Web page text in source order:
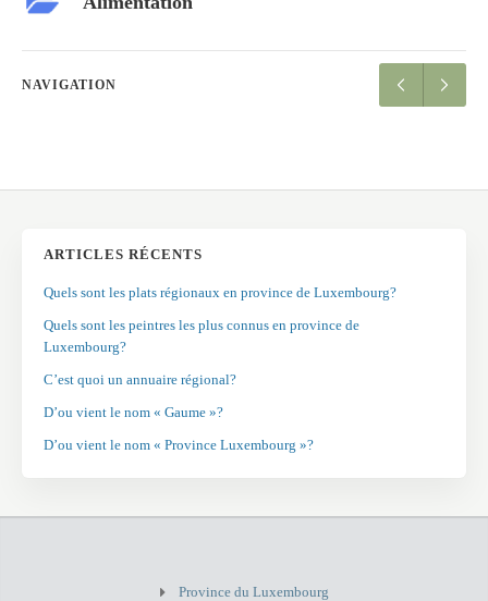
NAVIGATION
ARTICLES RÉCENTS
Quels sont les plats régionaux en province de Luxembourg?
Quels sont les peintres les plus connus en province de
Luxembourg?
C’est quoi un annuaire régional?
D’ou vient le nom « Gaume »?
D’ou vient le nom « Province Luxembourg »?
Province du Luxembourg